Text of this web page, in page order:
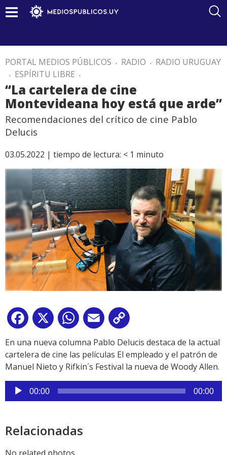
PORTAL MEDIOS PÚBLICOS . RADIO . RADIO URUGUAY
. ESPÍRITU LIBRE .
“La cartelera de cine
Montevideana hoy está que arde”
Recomendaciones del crítico de cine Pablo
Delucis
03.05.2022 | tiempo de lectura: < 1 minuto
Facebook
X WhatsApp
Email
Link
En una nueva columna Pablo Delucis destaca de la actual
cartelera de cine las películas El empleado y el patrón de
Manuel Nieto y Rifkin´s Festival la nueva de Woody Allen.
Reproductor
de
00:00 00:00
Relacionadas